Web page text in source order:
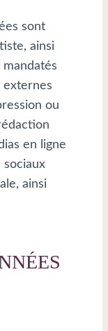
sont
ainsi
mandatés
externes
ou
en ligne
sociaux
ainsi